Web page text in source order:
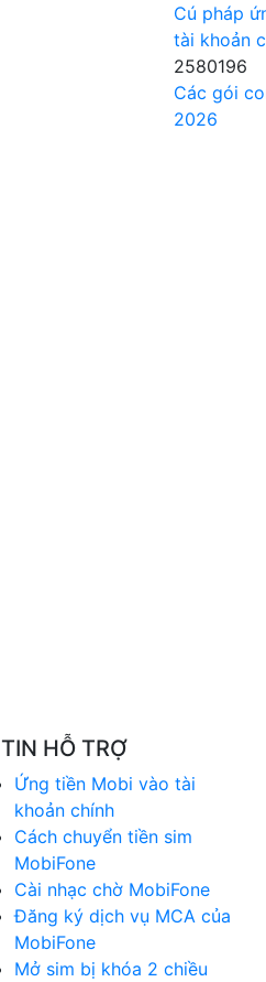
Cú pháp
tài khoản
2580196
Các gói
2026
TIN HỖ TRỢ
Ứng tiền Mobi vào tài
khoản chính
Cách chuyển tiền sim
MobiFone
Cài nhạc chờ MobiFone
Đăng ký dịch vụ MCA của
MobiFone
Mở sim bị khóa 2 chiều